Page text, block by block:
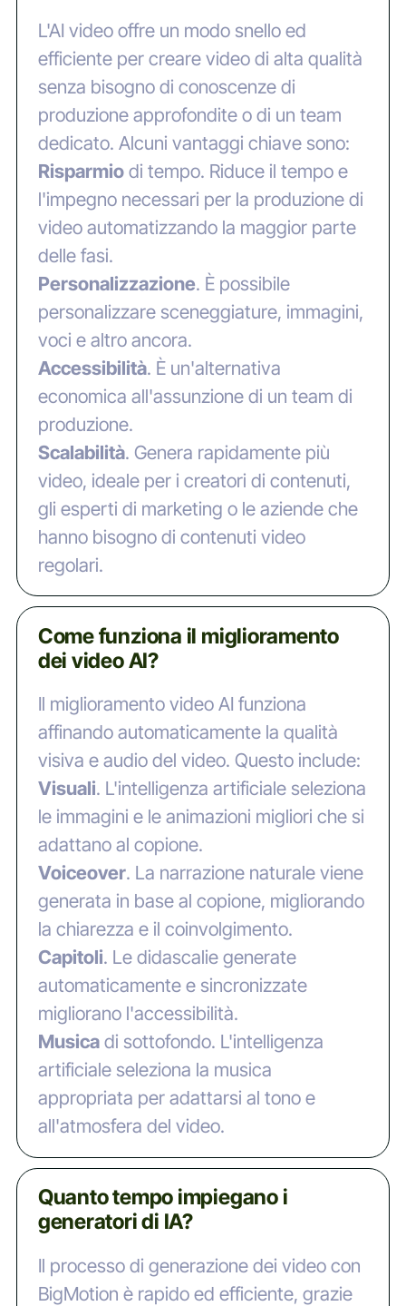
L'AI video offre un modo snello ed
efficiente per creare video di alta qualità
senza bisogno di conoscenze di
produzione approfondite o di un team
dedicato. Alcuni vantaggi chiave sono:
‍Risparmiodi tempo. Riduce il tempo e
l'impegno necessari per la produzione di
video automatizzando la maggior parte
delle fasi.
‍Personalizzazione. È possibile
personalizzare sceneggiature, immagini,
voci e altro ancora.
‍Accessibilità. È un'alternativa
economica all'assunzione di un team di
produzione.
‍Scalabilità. Genera rapidamente più
video, ideale per i creatori di contenuti,
gli esperti di marketing o le aziende che
hanno bisogno di contenuti video
regolari.
Come funziona il miglioramento
dei video AI?
Il miglioramento video AI funziona
affinando automaticamente la qualità
visiva e audio del video. Questo include:
‍Visuali. L'intelligenza artificiale seleziona
le immagini e le animazioni migliori che si
adattano al copione.
‍Voiceover. La narrazione naturale viene
generata in base al copione, migliorando
la chiarezza e il coinvolgimento.
‍Capitoli. Le didascalie generate
automaticamente e sincronizzate
migliorano l'accessibilità.
‍Musicadi sottofondo. L'intelligenza
artificiale seleziona la musica
appropriata per adattarsi al tono e
all'atmosfera del video.
Quanto tempo impiegano i
generatori di IA?
Il processo di generazione dei video con
BigMotion è rapido ed efficiente, grazie